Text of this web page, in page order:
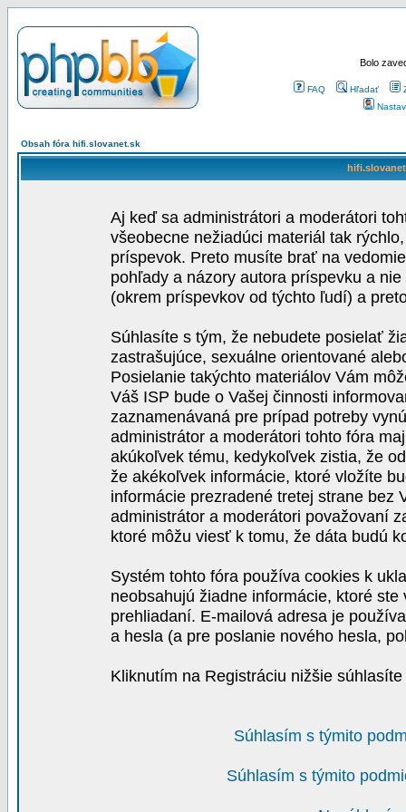
Bolo
FAQ Hľadať
Obsah fóra hifi.slovanet.sk
Aj keď sa administrátori a moderátori
všeobecne nežiadúci materiál tak
príspevok. Preto musíte brať na
pohľady a názory autora príspevku a
(okrem príspevkov od týchto ľudí) a
Súhlasíte s tým, že nebudete posielať
zastrašujúce, sexuálne orientované
Posielanie takýchto materiálov Vám
Váš ISP bude o Vašej činnosti
zaznamenávaná pre prípad potreby
administrátor a moderátori tohto fóra
akúkoľvek tému, kedykoľvek zistia, že
že akékoľvek informácie, ktoré vložíte
informácie prezradené tretej strane bez
administrátor a moderátori považovaní
ktoré môžu viesť k tomu, že dáta budú
Systém tohto fóra používa cookies k
neobsahujú žiadne informácie, ktoré
prehliadaní. E-mailová adresa je
a hesla (a pre poslanie nového hesla,
Kliknutím na Registráciu nižšie
Súhlasím s týmito
Súhlasím s týmito